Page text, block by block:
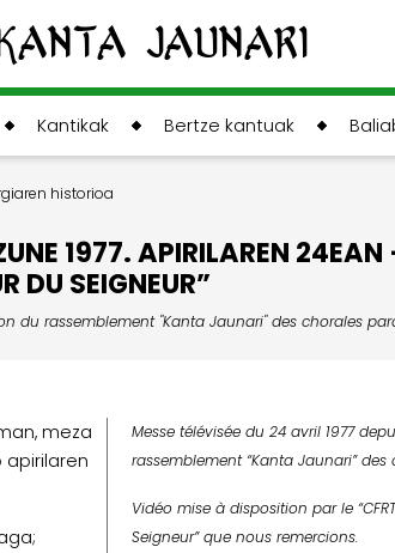
Jaunari
Kantikak Bertze kantuak
historioa
1977. APIRILAREN
DU SEIGNEUR”
du rassemblement "Kanta Jaunari" des chorales
meza
apirilaren
Messe télévisée du 24 avril 1977
rassemblement “Kanta Jaunari”
Vidéo mise à disposition par le
Seigneur” que nous remercions.